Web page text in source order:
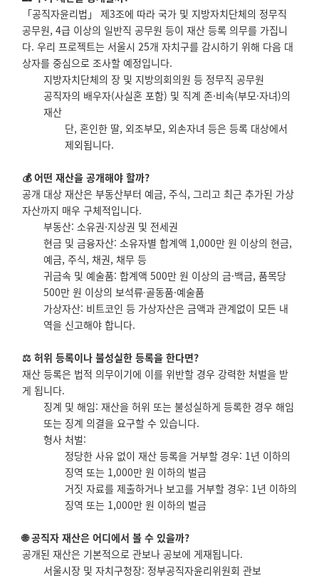
「공직자윤리법」 제3조에 따라 국가 및 지방자치단체의 정무직
공무원, 4급 이상의 일반직 공무원 등이 재산 등록 의무를 가집니
다. 우리 프로젝트는 서울시 25개 자치구를 감시하기 위해 다음 대
상자를 중심으로 조사할 예정입니다.
지방자치단체의 장 및 지방의회의원 등 정무직 공무원
공직자의 배우자(사실혼 포함) 및 직계 존·비속(부모·자녀)의
재산
단, 혼인한 딸, 외조부모, 외손자녀 등은 등록 대상에서
제외됩니다.
💰 어떤 재산을 공개해야 할까?
공개 대상 재산은 부동산부터 예금, 주식, 그리고 최근 추가된 가상
자산까지 매우 구체적입니다.
부동산: 소유권·지상권 및 전세권
현금 및 금융자산: 소유자별 합계액 1,000만 원 이상의 현금,
예금, 주식, 채권, 채무 등
귀금속 및 예술품: 합계액 500만 원 이상의 금·백금, 품목당
500만 원 이상의 보석류·골동품·예술품
가상자산: 비트코인 등 가상자산은 금액과 관계없이 모든 내
역을 신고해야 합니다.
⚖️ 허위 등록이나 불성실한 등록을 한다면?
재산 등록은 법적 의무이기에 이를 위반할 경우 강력한 처벌을 받
게 됩니다.
징계 및 해임: 재산을 허위 또는 불성실하게 등록한 경우 해임
또는 징계 의결을 요구할 수 있습니다.
형사 처벌:
정당한 사유 없이 재산 등록을 거부할 경우: 1년 이하의
징역 또는 1,000만 원 이하의 벌금
거짓 자료를 제출하거나 보고를 거부할 경우: 1년 이하의
징역 또는 1,000만 원 이하의 벌금
🌐 공직자 재산은 어디에서 볼 수 있을까?
공개된 재산은 기본적으로 관보나 공보에 게재됩니다.
서울시장 및 자치구청장: 정부공직자윤리위원회 관보